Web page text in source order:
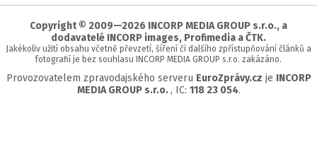
stránky
Copyright © 2009—2026 INCORP MEDIA GROUP s.r.o., a
dodavatelé INCORP images, Profimedia a ČTK.
Jakékoliv užití obsahu včetně převzetí, šíření či dalšího zpřístupňování článků a
fotografií je bez souhlasu INCORP MEDIA GROUP s.r.o. zakázáno.
Provozovatelem zpravodajského serveru EuroZprávy.cz je INCORP
MEDIA GROUP s.r.o. , IC: 118 23 054.